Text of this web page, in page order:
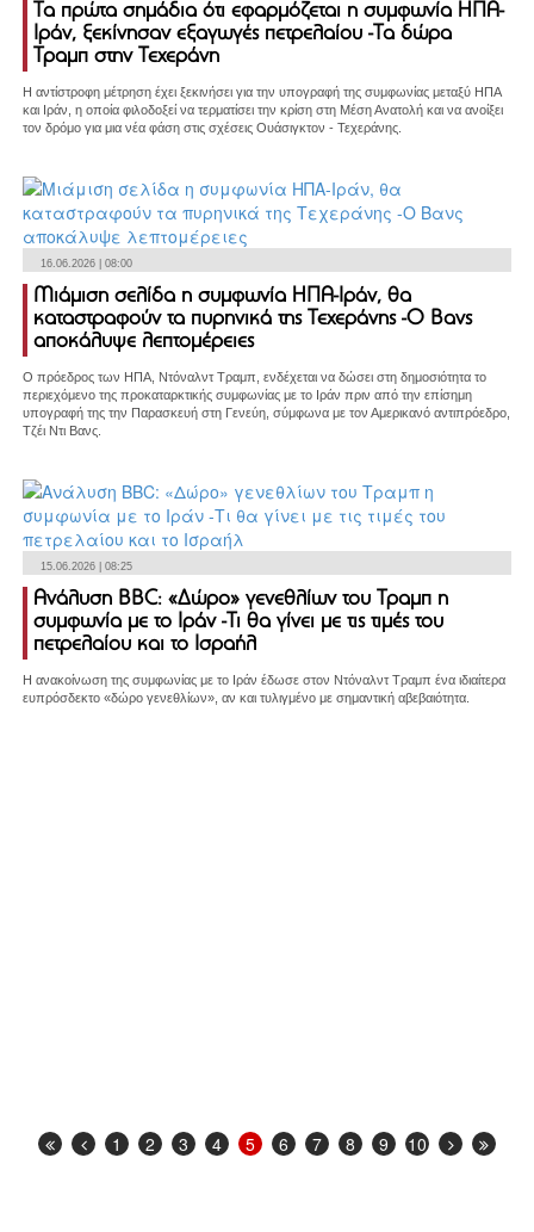
Τα πρώτα σημάδια ότι εφαρμόζεται η συμφωνία ΗΠΑ-
Ιράν, ξεκίνησαν εξαγωγές πετρελαίου -Τα δώρα
Τραμπ στην Τεχεράνη
Η αντίστροφη μέτρηση έχει ξεκινήσει για την υπογραφή της συμφωνίας μεταξύ ΗΠΑ
και Ιράν, η οποία φιλοδοξεί να τερματίσει την κρίση στη Μέση Ανατολή και να ανοίξει
τον δρόμο για μια νέα φάση στις σχέσεις Ουάσιγκτον - Τεχεράνης.
16.06.2026 | 08:00
Μιάμιση σελίδα η συμφωνία ΗΠΑ-Ιράν, θα
καταστραφούν τα πυρηνικά της Τεχεράνης -Ο Βανς
αποκάλυψε λεπτομέρειες
Ο πρόεδρος των ΗΠΑ, Ντόναλντ Τραμπ, ενδέχεται να δώσει στη δημοσιότητα το
περιεχόμενο της προκαταρκτικής συμφωνίας με το Ιράν πριν από την επίσημη
υπογραφή της την Παρασκευή στη Γενεύη, σύμφωνα με τον Αμερικανό αντιπρόεδρο,
Τζέι Ντι Βανς.
15.06.2026 | 08:25
Ανάλυση BBC: «Δώρο» γενεθλίων του Τραμπ η
συμφωνία με το Ιράν -Τι θα γίνει με τις τιμές του
πετρελαίου και το Ισραήλ
Η ανακοίνωση της συμφωνίας με το Ιράν έδωσε στον Ντόναλντ Τραμπ ένα ιδιαίτερα
ευπρόσδεκτο «δώρο γενεθλίων», αν και τυλιγμένο με σημαντική αβεβαιότητα.
1 2 3 4 5 6 7 8 9 10